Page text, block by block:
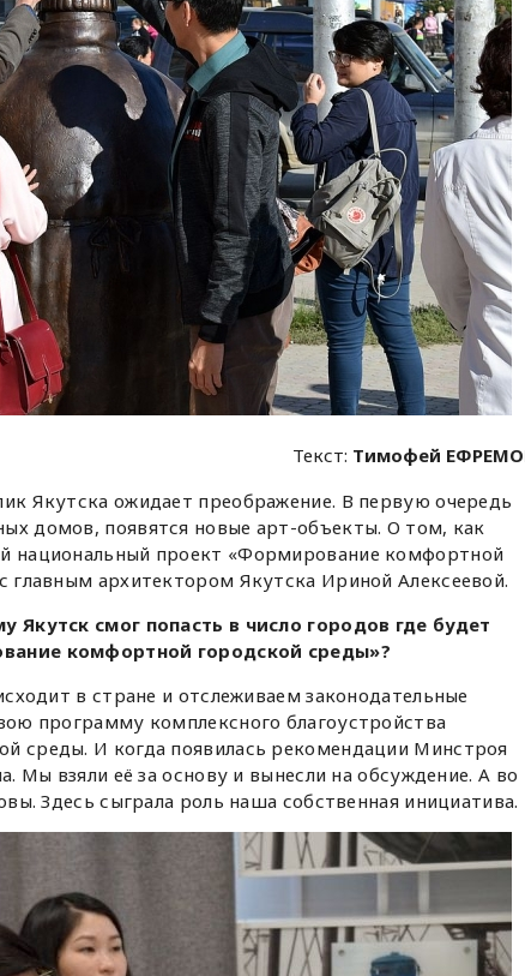
Текст: Тимофей
Якутска ожидает преображение. В первую очередь
домов, появятся новые арт-объекты. О том, как
национальный проект «Формирование комфортной
главным архитектором Якутска Ириной Алексеевой.
смог попасть в число городов где будет
комфортной городской среды»?
в стране и отслеживаем законодательные
программу комплексного благоустройства
среды. И когда появилась рекомендации Минстроя
Мы взяли её за основу и вынесли на обсуждение. А во
Здесь сыграла роль наша собственная инициатива.